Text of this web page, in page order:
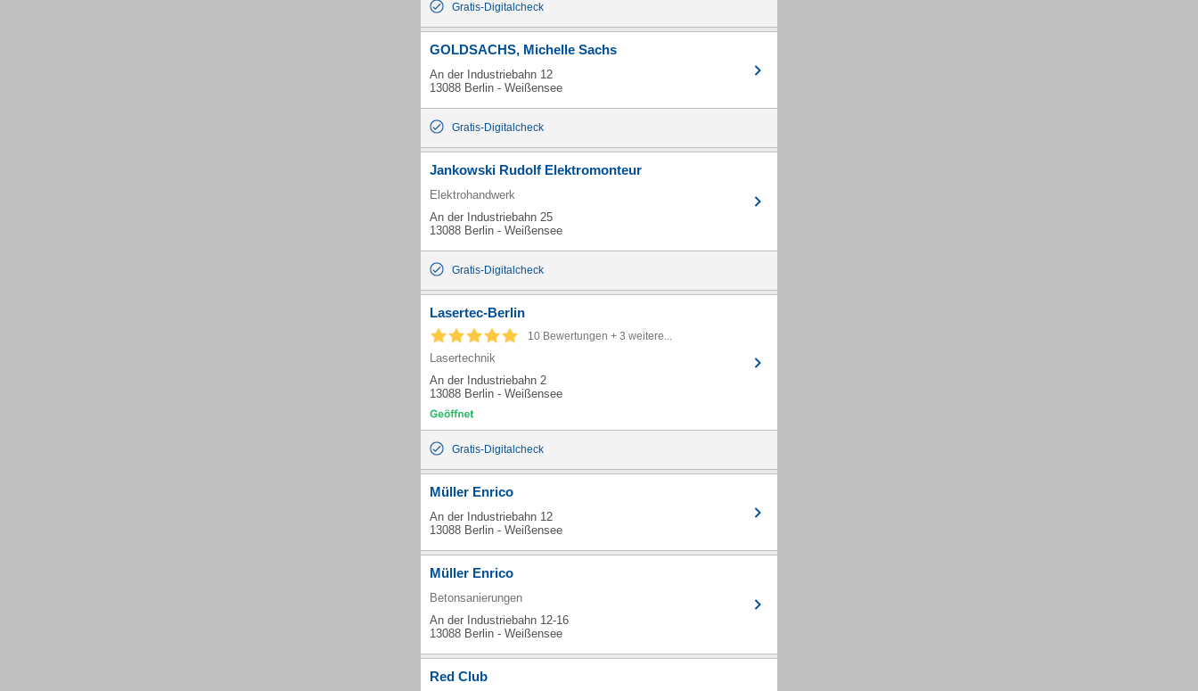
Gratis-Digitalcheck
GOLDSACHS, Michelle Sachs
An der Industriebahn 12
13088 Berlin - Weißensee
Gratis-Digitalcheck
Jankowski Rudolf Elektromonteur
Elektrohandwerk
An der Industriebahn 25
13088 Berlin - Weißensee
Gratis-Digitalcheck
Lasertec-Berlin
10 Bewertungen + 3 weitere...
Lasertechnik
An der Industriebahn 2
13088 Berlin - Weißensee
Gratis-Digitalcheck
Müller Enrico
An der Industriebahn 12
13088 Berlin - Weißensee
Müller Enrico
Betonsanierungen
An der Industriebahn 12-16
13088 Berlin - Weißensee
Red Club